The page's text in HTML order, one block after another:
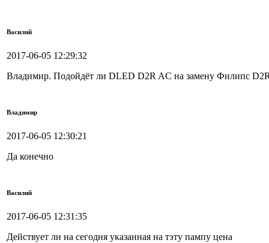
Василий
2017-06-05 12:29:32
Владимир. Подойдёт ли DLED D2R AC на замену Филипс
Владимир
2017-06-05 12:30:21
Да конечно
Василий
2017-06-05 12:31:35
Действует ли на сегодня указанная на тэту пампу цена